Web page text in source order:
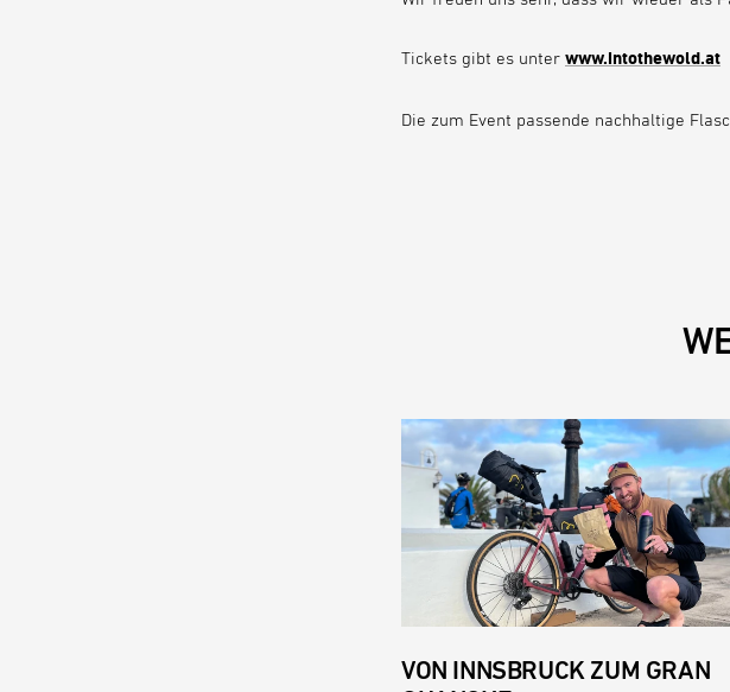
Tickets gibt es unter www.intothewold.at
Die zum Event passende nachhaltige
VON INNSBRUCK ZUM GRAN